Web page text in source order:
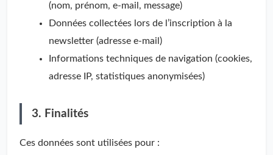
(nom, prénom, e-mail, message)
Données collectées lors de l’inscription à la
newsletter (adresse e-mail)
Informations techniques de navigation (cookies,
adresse IP, statistiques anonymisées)
3. Finalités
Ces données sont utilisées pour :